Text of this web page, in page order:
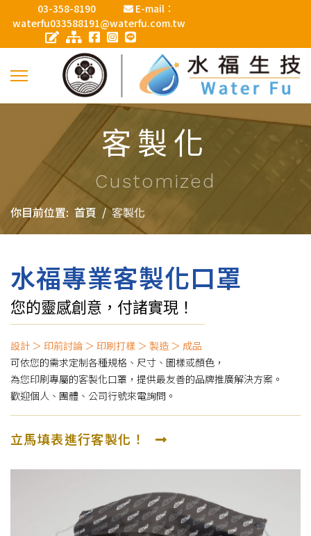
03-358-8190
E-mail：
waterfu033588191@waterfu.com.tw
客製化
Customized
你目前位置: 首頁 客製化
水福專業客製化口罩
您的靈感創意，付諸實現！
設計 ＞ 印前討論 ＞ 印刷打樣 ＞ 製造 ＞ 成品
可依您的需求定制各種規格、尺寸、圖樣或顏色，
為您印刷專屬的客製化口罩，提供最友善的品牌推廣解決方案。
歡迎個人、團體、公司行號來電詢問。
立馬填表進行客製化！